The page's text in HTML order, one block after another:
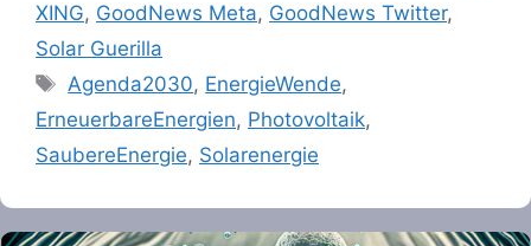
XING, GoodNews Meta, GoodNews Twitter,
Solar Guerilla
Tags
Agenda2030, EnergieWende,
ErneuerbareEnergien, Photovoltaik,
SaubereEnergie, Solarenergie